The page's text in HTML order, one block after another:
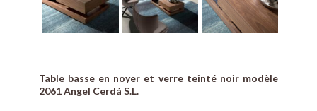
Table basse en noyer et verre teinté noir modèle
2061 Angel Cerdá S.L.